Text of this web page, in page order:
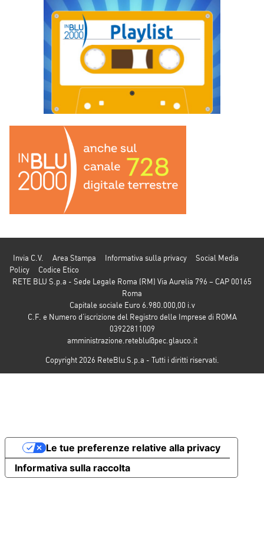
Invia C.V. Area Stampa Informativa sulla privacy
Social Media
Policy
Codice Etico
RETE BLU S.p.a - Sede Legale Roma (RM) Via Aurelia 796 – CAP 00165
Roma
Capitale sociale Euro 6.980.000,00 i.v
C.F. e Numero d’iscrizione del Registro delle Imprese di ROMA
03922811009
amministrazione.reteblu@pec.glauco.it
Copyright 2026 ReteBlu S.p.a - Tutti i diritti riservati.
Informativa sulla raccolta
Le tue preferenze relative alla privacy